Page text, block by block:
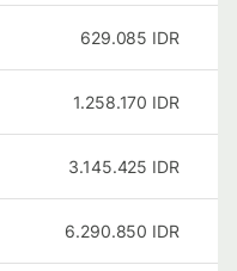
629.085 IDR
1.258.170 IDR
3.145.425 IDR
6.290.850 IDR